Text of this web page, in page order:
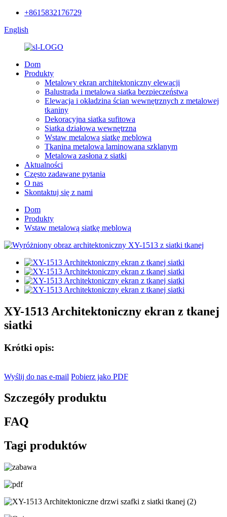
+8615832176729
English
Dom
Produkty
Metalowy ekran architektoniczny elewacji
Balustrada i metalowa siatka bezpieczeństwa
Elewacja i okładzina ścian wewnętrznych z metalowej
tkaniny
Dekoracyjna siatka sufitowa
Siatka działowa wewnętrzna
Wstaw metalową siatkę meblową
Tkanina metalowa laminowana szklanym
Metalowa zasłona z siatki
Aktualności
Często zadawane pytania
O nas
Skontaktuj się z nami
Dom
Produkty
Wstaw metalową siatkę meblową
XY-1513 Architektoniczny ekran z tkanej
siatki
Krótki opis:
Wyślij do nas e-mail Pobierz jako PDF
Szczegóły produktu
FAQ
Tagi produktów